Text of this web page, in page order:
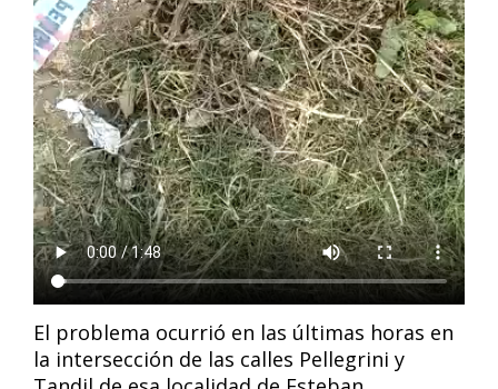
El problema ocurrió en las últimas horas en
la intersección de las calles Pellegrini y